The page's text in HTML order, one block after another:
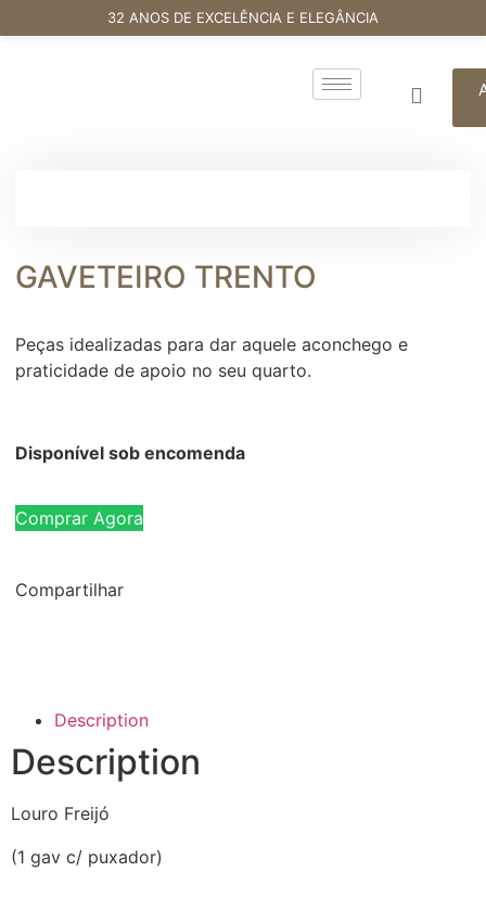
32 ANOS DE EXCELÊNCIA E ELEGÂNCIA
GAVETEIRO TRENTO
Peças idealizadas para dar aquele aconchego e
praticidade de apoio no seu quarto.
Disponível sob encomenda
Comprar Agora
Compartilhar
Description
Description
Louro Freijó
(1 gav c/ puxador)